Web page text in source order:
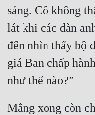
sáng. Cô không
lát khi các đàn
đến nhìn thấy bộ
giá Ban chấp
như thế nào?”
Mắng xong còn